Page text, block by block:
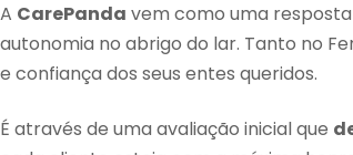
A CarePanda vem como uma
autonomia no abrigo do lar. Tanto no
e confiança dos seus entes queridos.
É através de uma avaliação inicial que